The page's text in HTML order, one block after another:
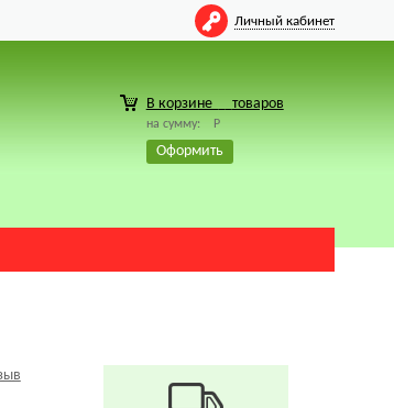
Личный кабинет
В корзине товаров
на сумму: Р
Оформить